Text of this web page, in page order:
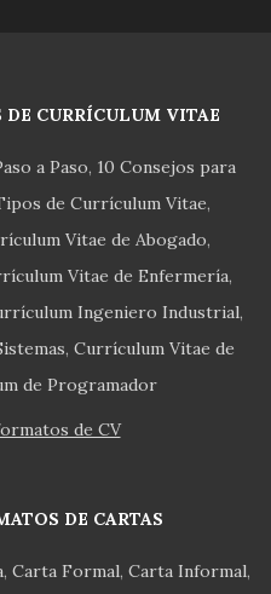
DE CURRÍCULUM VITAE
a Paso 10 Consejos para
de Currículum Vitae
Vitae de Abogado
Vitae de Enfermería
Ingeniero Industrial
Currículum Vitae de
de Programador
de CV
DE CARTAS
Carta Formal Carta Informal